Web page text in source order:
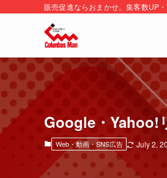
販売促進ならおまかせ。集客数UP
Google・Yahoo!
Web・動画・SNS広告 July 2,